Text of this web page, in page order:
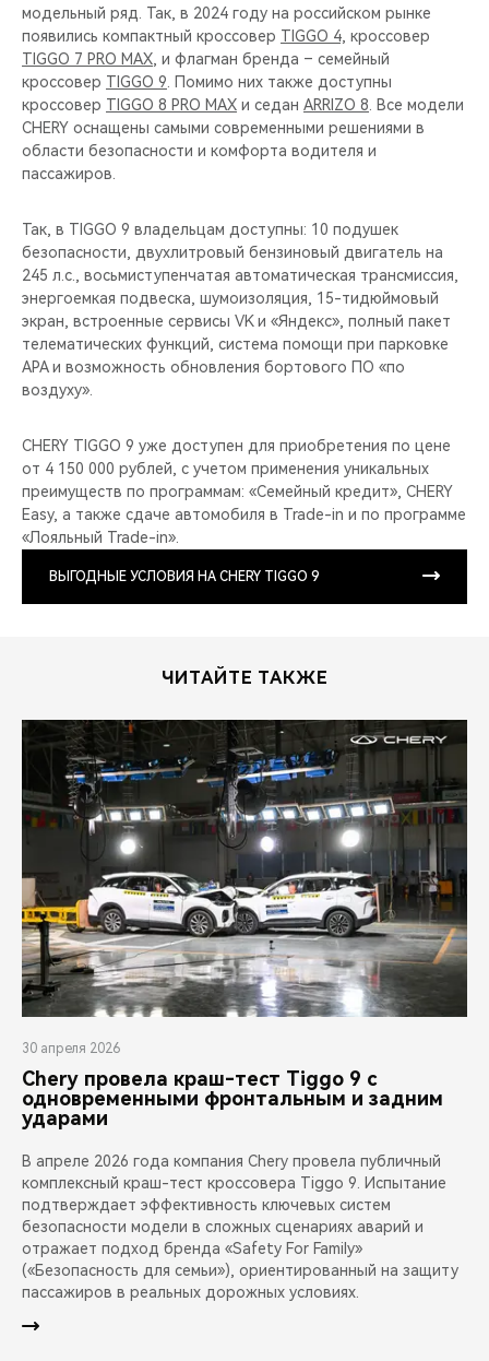
модельный ряд. Так, в 2024 году на российском рынке
появились компактный кроссовер TIGGO 4, кроссовер
TIGGO 7 PRO MAX , и флагман бренда – семейный
кроссовер TIGGO 9 . Помимо них также доступны
кроссовер TIGGO 8 PRO MAX и седан ARRIZO 8 . Все модели
CHERY оснащены самыми современными решениями в
области безопасности и комфорта водителя и
пассажиров.
Так, в TIGGO 9 владельцам доступны: 10 подушек
безопасности, двухлитровый бензиновый двигатель на
245 л.с., восьмиступенчатая автоматическая трансмиссия,
энергоемкая подвеска, шумоизоляция, 15-тидюймовый
экран, встроенные сервисы VK и «Яндекс», полный пакет
телематических функций, система помощи при парковке
APA и возможность обновления бортового ПО «по
воздуху».
CHERY TIGGO 9 уже доступен для приобретения по цене
от 4 150 000 рублей, с учетом применения уникальных
преимуществ по программам: «Семейный кредит», CHERY
Easy, а также сдаче автомобиля в Trade-in и по программе
«Лояльный Trade-in».
ВЫГОДНЫЕ УСЛОВИЯ НА CHERY TIGGO 9
ЧИТАЙТЕ ТАКЖЕ
30 апреля 2026
Chery провела краш-тест Tiggo 9 с
одновременными фронтальным и задним
ударами
В апреле 2026 года компания Chery провела публичный
комплексный краш-тест кроссовера Tiggo 9. Испытание
подтверждает эффективность ключевых систем
безопасности модели в сложных сценариях аварий и
отражает подход бренда «Safety For Family»
(«Безопасность для семьи»), ориентированный на защиту
пассажиров в реальных дорожных условиях.